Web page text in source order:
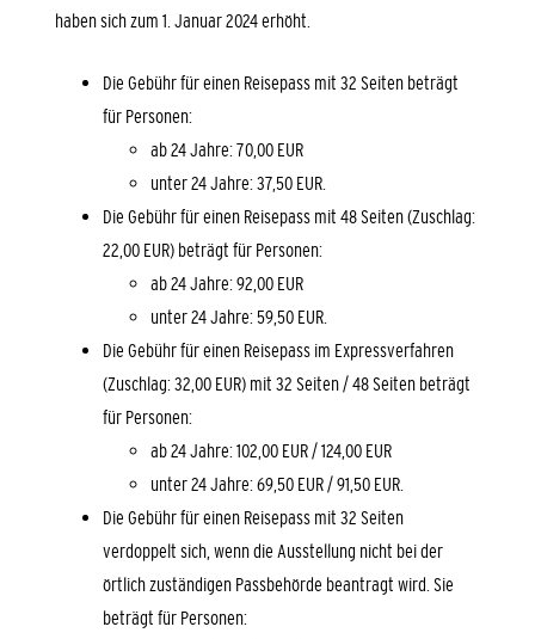
haben sich zum 1. Januar 2024 erhöht.
Die Gebühr für einen Reisepass mit 32 Seiten beträgt
für Personen:
ab 24 Jahre: 70,00 EUR
unter 24 Jahre: 37,50 EUR.
Die Gebühr für einen Reisepass mit 48 Seiten (Zuschlag:
22,00 EUR) beträgt für Personen:
ab 24 Jahre: 92,00 EUR
unter 24 Jahre: 59,50 EUR.
Die Gebühr für einen Reisepass im Expressverfahren
(Zuschlag: 32,00 EUR) mit 32 Seiten / 48 Seiten beträgt
für Personen:
ab 24 Jahre: 102,00 EUR / 124,00 EUR
unter 24 Jahre: 69,50 EUR / 91,50 EUR.
Die Gebühr für einen Reisepass mit 32 Seiten
verdoppelt sich, wenndie Ausstellung nicht bei der
örtlich zuständigen Passbehörde beantragt wird. Sie
beträgt für Personen: